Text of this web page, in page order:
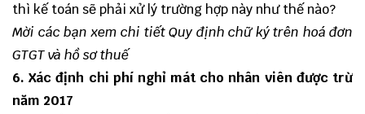
thì kế toán sẽ phải xử lý trường hợp này như thế nào?
Mời các bạn xem chi tiếtQuy định chữ ký trên hoá đơn
GTGT và hồ sơ thuế
6. Xác định chi phí nghỉ mát cho nhân viên được trừ
năm 2017